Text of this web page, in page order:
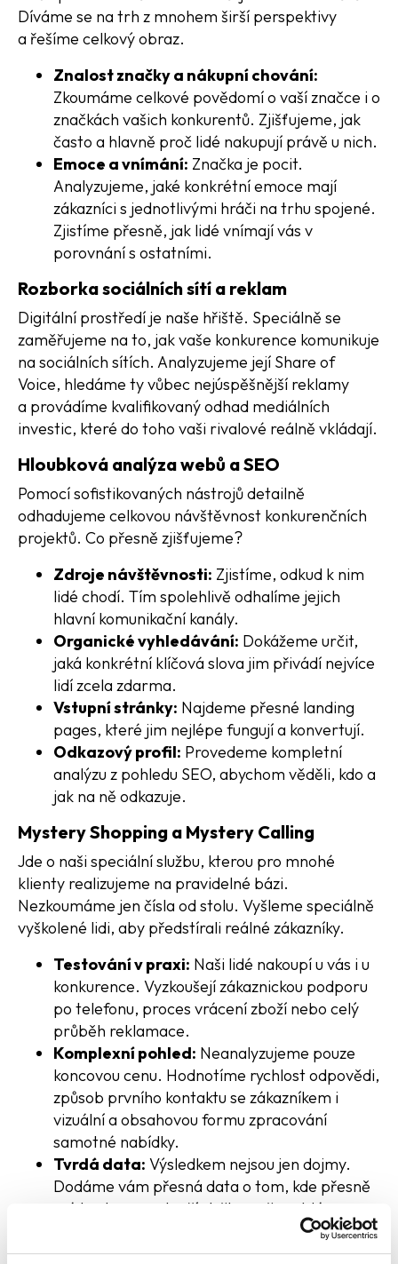
Díváme se na trh z mnohem širší perspektivy
a řešíme celkový obraz.
Znalost značky a nákupní chování:
Zkoumáme celkové povědomí o vaší značce i o
značkách vašich konkurentů. Zjišťujeme, jak
často a hlavně proč lidé nakupují právě u nich.
Emoce a vnímání: Značka je pocit.
Analyzujeme, jaké konkrétní emoce mají
zákazníci s jednotlivými hráči na trhu spojené.
Zjistíme přesně, jak lidé vnímají vás v
porovnání s ostatními.
Rozborka sociálních sítí a reklam
Digitální prostředí je naše hřiště. Speciálně se
zaměřujeme na to, jak vaše konkurence komunikuje
na sociálních sítích. Analyzujeme její Share of
Voice, hledáme ty vůbec nejúspěšnější reklamy
a provádíme kvalifikovaný odhad mediálních
investic, které do toho vaši rivalové reálně vkládají.
Hloubková analýza webů a SEO
Pomocí sofistikovaných nástrojů detailně
odhadujeme celkovou návštěvnost konkurenčních
projektů. Co přesně zjišťujeme?
Zdroje návštěvnosti: Zjistíme, odkud k nim
lidé chodí. Tím spolehlivě odhalíme jejich
hlavní komunikační kanály.
Organické vyhledávání: Dokážeme určit,
jaká konkrétní klíčová slova jim přivádí nejvíce
lidí zcela zdarma.
Vstupní stránky: Najdeme přesné landing
pages, které jim nejlépe fungují a konvertují.
Odkazový profil: Provedeme kompletní
analýzu z pohledu SEO, abychom věděli, kdo a
jak na ně odkazuje.
Mystery Shopping a Mystery Calling
Jde o naši speciální službu, kterou pro mnohé
klienty realizujeme na pravidelné bázi.
Nezkoumáme jen čísla od stolu. Vyšleme speciálně
vyškolené lidi, aby předstírali reálné zákazníky.
Testování v praxi: Naši lidé nakoupí u vás i u
konkurence. Vyzkoušejí zákaznickou podporu
po telefonu, proces vrácení zboží nebo celý
průběh reklamace.
Komplexní pohled: Neanalyzujeme pouze
koncovou cenu. Hodnotíme rychlost odpovědi,
způsob prvního kontaktu se zákazníkem i
vizuální a obsahovou formu zpracování
samotné nabídky.
Tvrdá data: Výsledkem nejsou jen dojmy.
Dodáme vám přesná data o tom, kde přesně
má konkurence lepší služby než vy. Máme
dlouhodobě nastavena jasná hodnotící
kritéria pro sledování vašeho progresu v čase.